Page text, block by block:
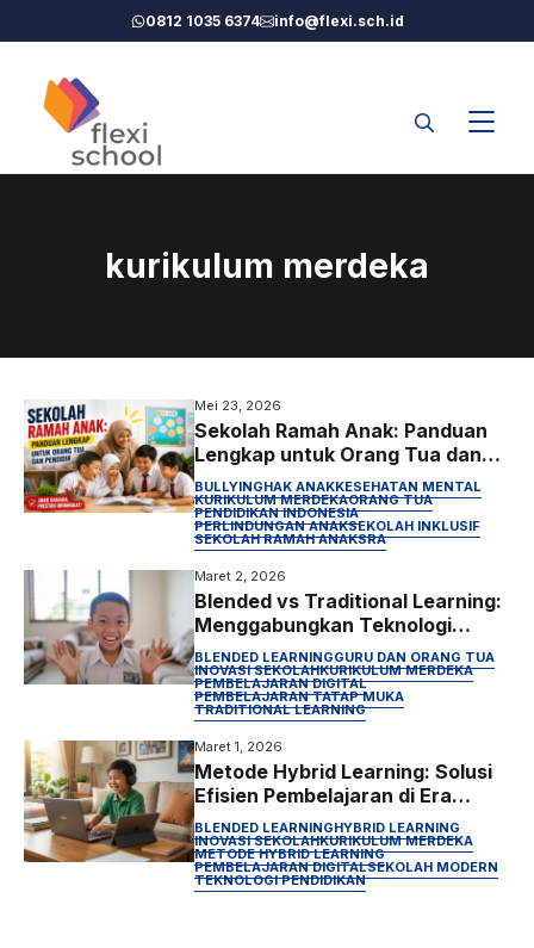
ke
0812 1035 6374 info@flexi.sch.id
kurikulum merdeka
Mei 23, 2026
Sekolah Ramah Anak: Panduan
Lengkap untuk Orang Tua dan
Pendidik
BULLYINGHAK ANAKKESEHATAN MENTAL
KURIKULUM MERDEKAORANG TUA
PENDIDIKAN INDONESIA
PERLINDUNGAN ANAKSEKOLAH INKLUSIF
SEKOLAH RAMAH ANAKSRA
Maret 2, 2026
Blended vs Traditional Learning:
Menggabungkan Teknologi
dengan Pembelajaran Tatap
Muka
BLENDED LEARNINGGURU DAN ORANG TUA
INOVASI SEKOLAHKURIKULUM MERDEKA
PEMBELAJARAN DIGITAL
PEMBELAJARAN TATAP MUKA
TRADITIONAL LEARNING
Maret 1, 2026
Metode Hybrid Learning: Solusi
Efisien Pembelajaran di Era
Digital
BLENDED LEARNINGHYBRID LEARNING
INOVASI SEKOLAHKURIKULUM MERDEKA
METODE HYBRID LEARNING
PEMBELAJARAN DIGITALSEKOLAH MODERN
TEKNOLOGI PENDIDIKAN